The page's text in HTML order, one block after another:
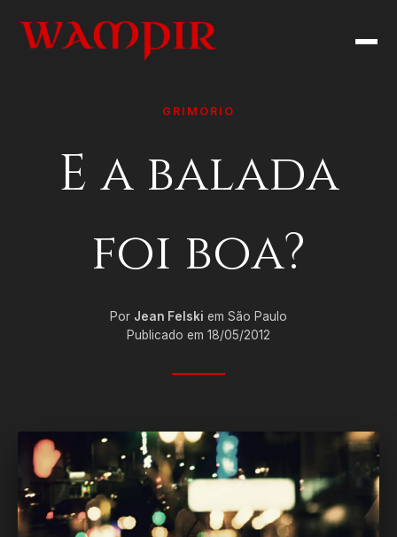
GRIMÓRIO
E a balada
foi boa?
Por Jean Felski em São Paulo
Publicado em 18/05/2012